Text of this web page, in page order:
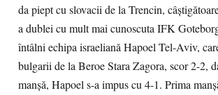
da piept cu slovacii de la Trencin,
a dublei cu mult mai cunoscuta IFK
întâlni echipa israeliană Hapoel Tel-Aviv,
bulgarii de la Beroe Stara Zagora, scor 2-2,
manşă, Hapoel s-a impus cu 4-1. Prima